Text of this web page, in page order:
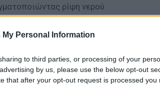
My Personal Information
to third parties, or processing of your
by us, please use the below opt-out
that after your opt-out request is processed you
ρίψη νερού